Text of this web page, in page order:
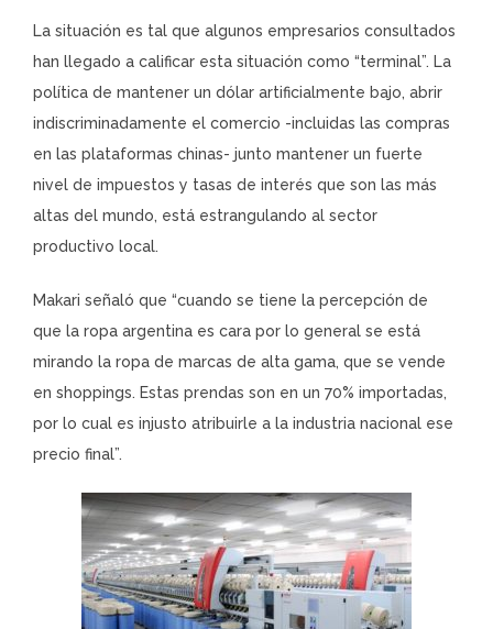
La situación es tal que algunos empresarios consultados
han llegado a calificar esta situación como “terminal”. La
política de mantener un dólar artificialmente bajo, abrir
indiscriminadamente el comercio -incluidas las compras
en las plataformas chinas- junto mantener un fuerte
nivel de impuestos y tasas de interés que son las más
altas del mundo, está estrangulando al sector
productivo local.
Makari señaló que “cuando se tiene la percepción de
que la ropa argentina es cara por lo general se está
mirando la ropa de marcas de alta gama, que se vende
en shoppings. Estas prendas son en un 70% importadas,
por lo cual es injusto atribuirle a la industria nacional ese
precio final”.